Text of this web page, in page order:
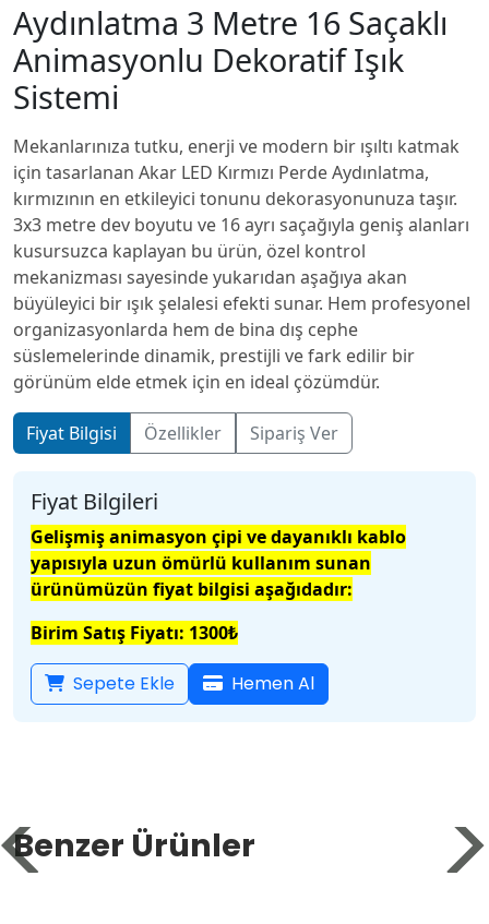
@zeynled
Aydınlatma 3 Metre 16 Saçaklı
Animasyonlu Dekoratif Işık
Sistemi
Mekanlarınıza tutku, enerji ve modern bir ışıltı katmak
için tasarlanan Akar LED Kırmızı Perde Aydınlatma,
kırmızının en etkileyici tonunu dekorasyonunuza taşır.
3x3 metre dev boyutu ve 16 ayrı saçağıyla geniş alanları
kusursuzca kaplayan bu ürün, özel kontrol
mekanizması sayesinde yukarıdan aşağıya akan
büyüleyici bir ışık şelalesi efekti sunar. Hem profesyonel
organizasyonlarda hem de bina dış cephe
süslemelerinde dinamik, prestijli ve fark edilir bir
görünüm elde etmek için en ideal çözümdür.
Fiyat Bilgisi Özellikler Sipariş Ver
Fiyat Bilgileri
Gelişmiş animasyon çipi ve dayanıklı kablo
yapısıyla uzun ömürlü kullanım sunan
ürünümüzün fiyat bilgisi aşağıdadır:
​Birim Satış Fiyatı: 1300₺
Sepete Ekle Hemen Al
Benzer Ürünler